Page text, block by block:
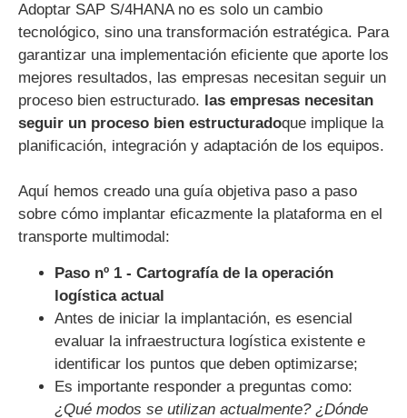
Adoptar SAP S/4HANA no es solo un cambio
tecnológico, sino una transformación estratégica. Para
garantizar una implementación eficiente que aporte los
mejores resultados, las empresas necesitan seguir un
proceso bien estructurado. las empresas necesitan
seguir un proceso bien estructuradoque implique la
planificación, integración y adaptación de los equipos.
Aquí hemos creado una guía objetiva paso a paso
sobre cómo implantar eficazmente la plataforma en el
transporte multimodal:
Paso nº 1 - Cartografía de la operación
logística actual
Antes de iniciar la implantación, es esencial
evaluar la infraestructura logística existente e
identificar los puntos que deben optimizarse;
Es importante responder a preguntas como:
¿Qué modos se utilizan actualmente? ¿Dónde